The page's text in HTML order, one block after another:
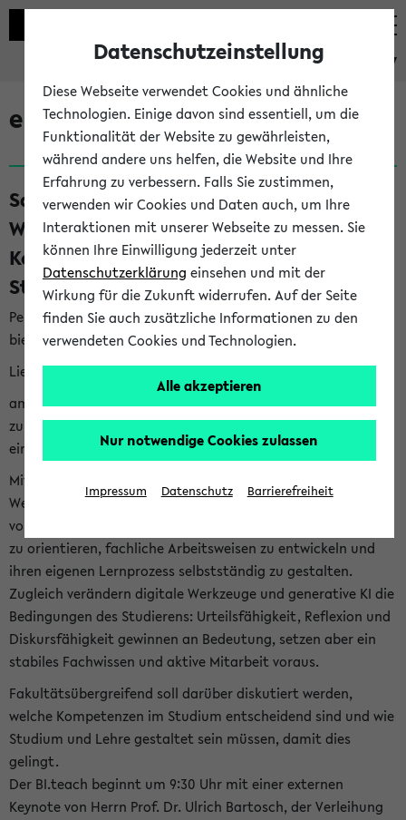
eKVV
eKVV News
Save the Date: BI.teach am 25.11.2026:
Was heißt Studieren heute?
Kompetenzen für ein erfolgreiches
Studium (10.08.26)
Per E-Mail eingestellt von prorektorat.studium-lehre@uni-
bielefeld.de an den Verteiler 'Alle Studierenden':
Liebe Studierende,
am Mittwoch, den 25. November 2026, findet der BI.teach
zum Thema: Was heißt Studieren heute? Kompetenzen für
ein erfolgreiches Studium statt.
Mit dem Beginn des Studiums stellen Sie als Studierende die
Weichen für einen erfolgreichen Karrierestart und stehen
vor der Aufgabe, sich in einem neuen und komplexen Umfeld
zu orientieren, fachliche Arbeitsweisen zu entwickeln und
ihren eigenen Lernprozess selbstständig zu gestalten.
Zugleich verändern digitale Werkzeuge und generative KI die
Bedingungen des Studierens: Urteilsfähigkeit, Reflexion und
Diskursfähigkeit gewinnen an Bedeutung, setzen aber ein
stabiles Fachwissen und aktive Mitarbeit voraus.
Fakultätsübergreifend soll darüber diskutiert werden,
welche Kompetenzen im Studium entscheidend sind und wie
Studium und Lehre gestaltet sein müssen, damit dies
gelingt.
Der BI.teach beginnt um 9:30 Uhr mit einer externen
Keynote von Herrn Prof. Dr. Ulrich Bartosch, der Verleihung
Datenschutzeinstellung
Diese Webseite verwendet Cookies und ähnliche
Technologien. Einige davon sind essentiell, um die
Funktionalität der Website zu gewährleisten,
während andere uns helfen, die Website und Ihre
Erfahrung zu verbessern. Falls Sie zustimmen,
verwenden wir Cookies und Daten auch, um Ihre
Interaktionen mit unserer Webseite zu messen. Sie
können Ihre Einwilligung jederzeit unter
Datenschutzerklärung einsehen und mit der
Wirkung für die Zukunft widerrufen. Auf der Seite
finden Sie auch zusätzliche Informationen zu den
verwendeten Cookies und Technologien.
Alle akzeptieren
Nur notwendige Cookies zulassen
Impressum Datenschutz Barrierefreiheit